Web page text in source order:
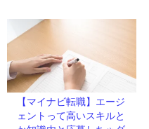
【マイナビ転職】エージ
ェントって高いスキルと